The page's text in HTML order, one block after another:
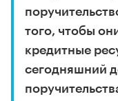
того, чтобы
кредитные
сегодняшний